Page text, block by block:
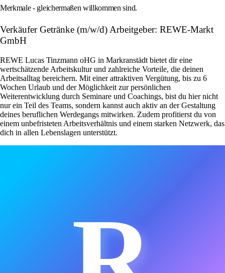
Merkmale - gleichermaßen willkommen sind.
Verkäufer Getränke (m/w/d) Arbeitgeber: REWE-Markt
GmbH
REWE Lucas Tinzmann oHG in Markranstädt bietet dir eine
wertschätzende Arbeitskultur und zahlreiche Vorteile, die deinen
Arbeitsalltag bereichern. Mit einer attraktiven Vergütung, bis zu 6
Wochen Urlaub und der Möglichkeit zur persönlichen
Weiterentwicklung durch Seminare und Coachings, bist du hier nicht
nur ein Teil des Teams, sondern kannst auch aktiv an der Gestaltung
deines beruflichen Werdegangs mitwirken. Zudem profitierst du von
einem unbefristeten Arbeitsverhältnis und einem starken Netzwerk, das
dich in allen Lebenslagen unterstützt.